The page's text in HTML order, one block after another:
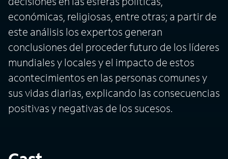
económicas, religiosas, entre otras; a partir de
este análisis los expertos generan
conclusiones del proceder futuro de los líderes
mundiales y locales y el impacto de estos
acontecimientos en las personas comunes y
sus vidas diarias, explicando las consecuencias
positivas y negativas de los sucesos.